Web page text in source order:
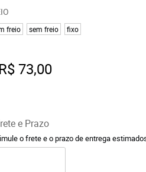
freio sem freio fixo
R$ 73,00
e Prazo
o frete e o prazo de entrega